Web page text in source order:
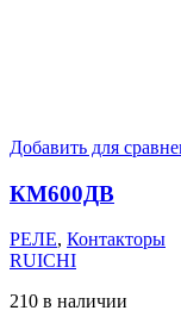
Добавить для
КМ600ДВ
РЕЛЕ, Контакторы
RUICHI
210 в наличии